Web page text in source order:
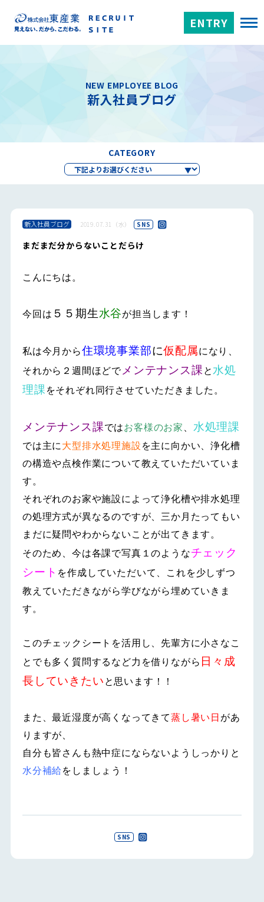
ENTRY
NEW EMPLOYEE BLOG
新入社員ブログ
CATEGORY
新入社員ブログ 2019.07.31（水） SNS
まだまだ分からないことだらけ
こんにちは。
今回は ５５期生水谷が担当します！
私は今月から住環境事業部に仮配属になり、
それから２週間ほどでメンテナンス課 と 水処
理課 をそれぞれ同行させていただきました。
メンテナンス課ではお客様のお家 水処理課
では主に 大型排水処理施設 を主に向かい、浄化槽
の構造や点検作業について教えていただいていま
す。
それぞれのお家や施設によって浄化槽や排水処理
の処理方式が異なるのですが、三か月たってもい
まだに疑問やわからないことが出てきます。
そのため、今は各課で写真１のようなチェック
シート を作成していただいて、これを少しずつ
教えていただきながら学びながら埋めていきま
す。
このチェックシートを活用し、先輩方に小さなこ
とでも多く質問するなど力を借りながら 日々成
長していきたい と思います！！
また、最近湿度が高くなってきて蒸し暑い日 があ
りますが、
自分も皆さんも熱中症にならないようしっかりと
水分補給をしましょう！
SNS